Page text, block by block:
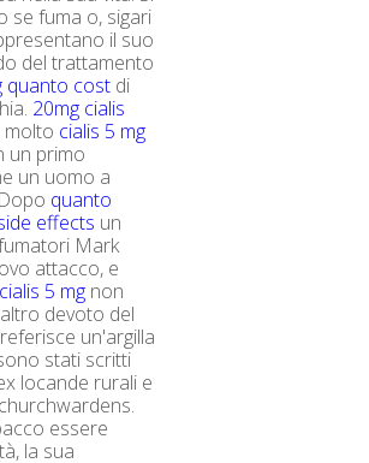
se fuma o, sigari
il suo
del trattamento
quanto cost di
20mg cialis
molto cialis 5 mg
un primo
un uomo a
quanto
effects un
Mark
attacco, e
5 mg non
devoto del
un'argilla
stati scritti
locande rurali e
essere
la sua